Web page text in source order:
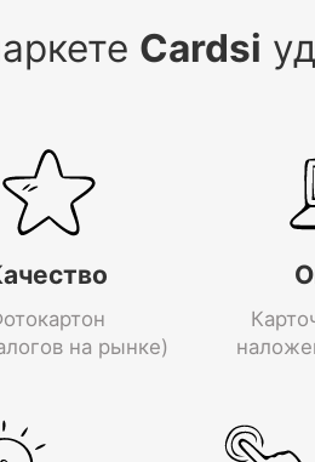
Cardsi
на рынке)